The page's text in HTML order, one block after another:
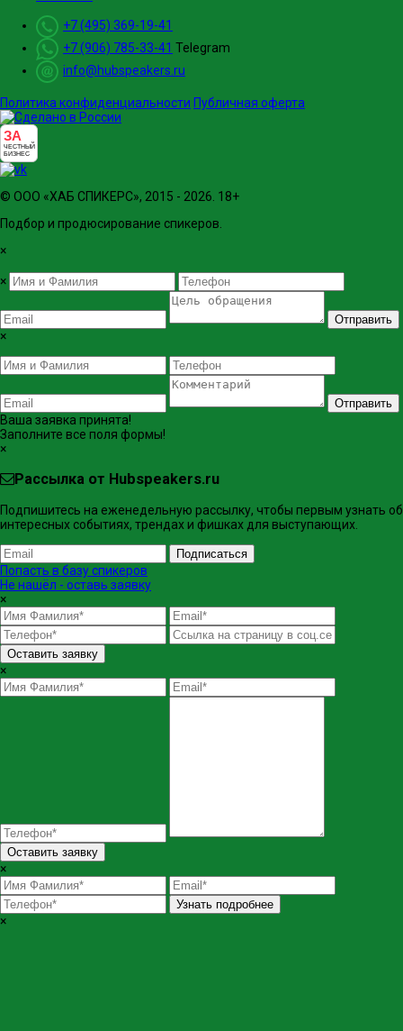
+7 (495) 369-19-41
+7 (906) 785-33-41 Telegram
info@hubspeakers.ru
Политика конфиденциальности Публичная оферта
ЗА
ЧЕСТНЫЙ
БИЗНЕС
© ООО «ХАБ СПИКЕРС», 2015 - 2026. 18+
Подбор и продюсирование спикеров.
×
×
Отправить
×
Отправить
Ваша заявка принята!
Заполните все поля формы!
×
Рассылка от Hubspeakers.ru
Подпишитесь на еженедельную рассылку, чтобы первым узнать об
интересных событиях, трендах и фишках ​для выступающих.
Подписаться
Попасть в базу спикеров
Не нашёл - оставь заявку
×
Оставить заявку
×
Оставить заявку
×
Узнать подробнее
×